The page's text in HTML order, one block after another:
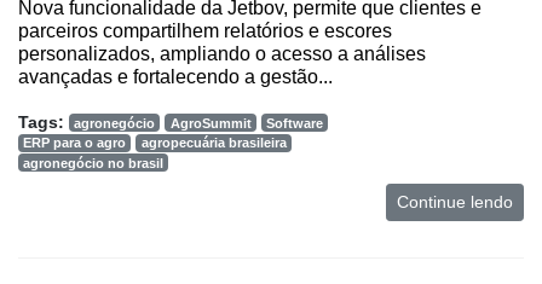
Nova funcionalidade da Jetbov, permite que clientes e
parceiros compartilhem relatórios e escores
personalizados, ampliando o acesso a análises
avançadas e fortalecendo a gestão...
Tags: agronegócio AgroSummit
Software
ERP para o agro
agropecuária brasileira
agronegócio no brasil
Continue lendo